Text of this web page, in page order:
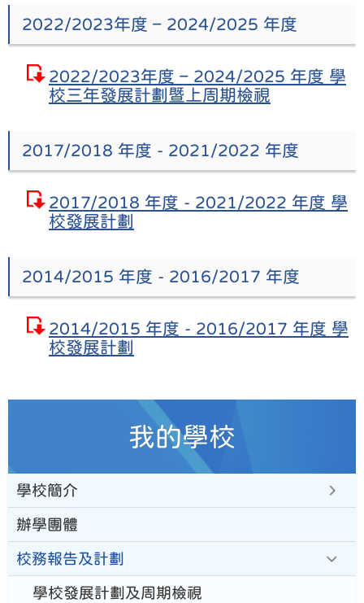
2022/2023年度 – 2024/2025 年度
2022/2023年度 – 2024/2025 年度 學
校三年發展計劃暨上周期檢視
2017/2018 年度 - 2021/2022 年度
2017/2018 年度 - 2021/2022 年度 學
校發展計劃
2014/2015 年度 - 2016/2017 年度
2014/2015 年度 - 2016/2017 年度 學
校發展計劃
我的學校
學校簡介
辦學團體
校務報告及計劃
學校發展計劃及周期檢視